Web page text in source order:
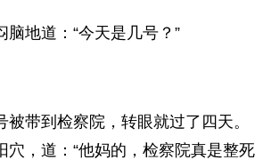
地道：“今天是几号？”
带到检察院，转眼就过了四天。
穴，道：“他妈的，检察院真是整死